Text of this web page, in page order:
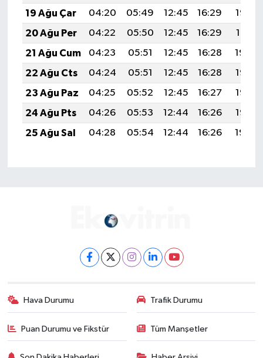
19 Ağu Çar
04:20 05:49 12:45 16:29
19:32
20 Ağu Per
04:22 05:50 12:45 16:29
19:31
21 Ağu Cum
04:23 05:51 12:45 16:28
19:29
22 Ağu Cts
04:24 05:51 12:45 16:28
19:28
23 Ağu Paz
04:25 05:52 12:45 16:27
19:27
24 Ağu Pts
04:26 05:53 12:44 16:26
19:25
25 Ağu Sal
04:28 05:54 12:44 16:26 19:24
Hava Durumu Trafik Durumu
Puan Durumu ve Fikstür Tüm Manşetler